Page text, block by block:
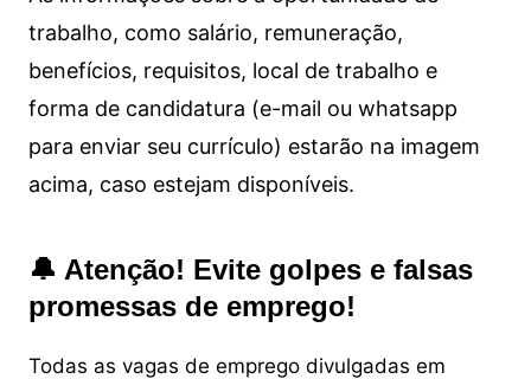
trabalho, como salário, remuneração,
benefícios, requisitos, local de trabalho e
forma de candidatura (e-mail ou whatsapp
para enviar seu currículo) estarão na imagem
acima, caso estejam disponíveis.
🔔 Atenção! Evite golpes e falsas
promessas de emprego!
Todas as vagas de emprego divulgadas em